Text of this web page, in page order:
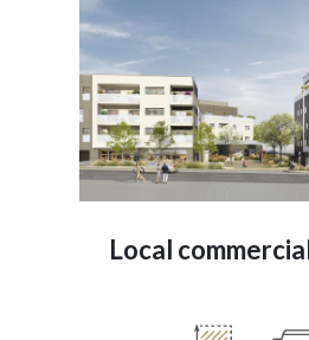
Local